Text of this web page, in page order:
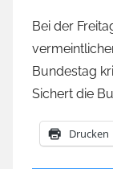
Bei der
Bundestag
Sichert die
Drucken